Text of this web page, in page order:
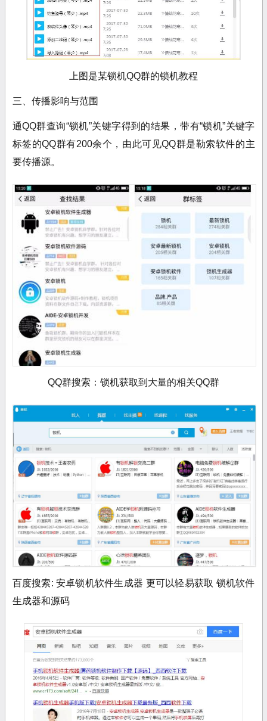
上图是某锁机QQ群的锁机教程
三、传播影响与范围
通QQ群查询“锁机”关键字得到的结果，带有“锁机”关键字
标签的QQ群有200余个，由此可见QQ群是勒索软件的主
要传播源。
QQ群搜索：锁机获取到大量的相关QQ群
百度搜索: 安卓锁机软件生成器 更可以轻易获取 锁机软件
生成器和源码